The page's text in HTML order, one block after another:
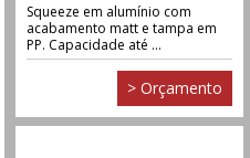
Squeeze em alumínio com
acabamento matt e tampa em
PP. Capacidade até ...
> Orçamento